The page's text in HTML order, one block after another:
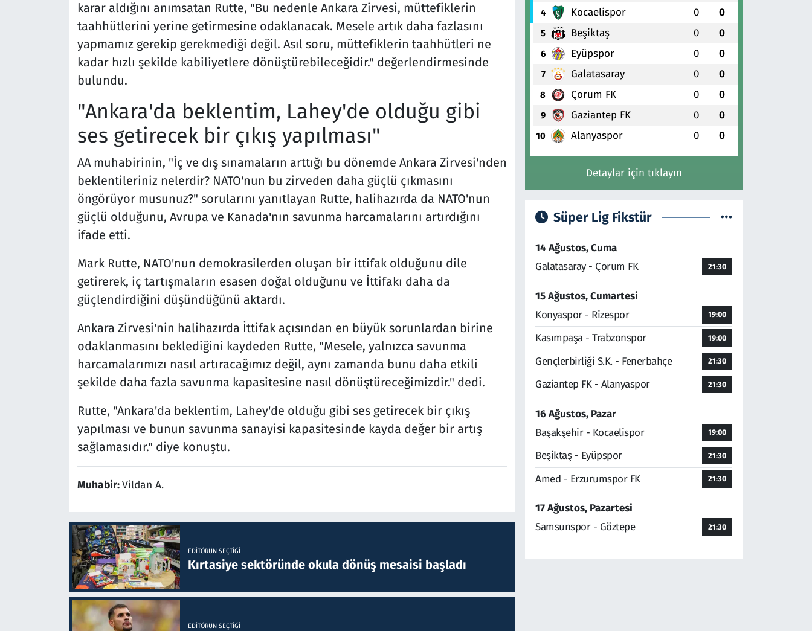
karar aldığını anımsatan Rutte, "Bu nedenle Ankara Zirvesi, müttefiklerin
taahhütlerini yerine getirmesine odaklanacak. Mesele artık daha fazlasını
yapmamız gerekip gerekmediği değil. Asıl soru, müttefiklerin taahhütleri ne
kadar hızlı şekilde kabiliyetlere dönüştürebileceğidir." değerlendirmesinde
bulundu.
"Ankara'da beklentim, Lahey'de olduğu gibi
ses getirecek bir çıkış yapılması"
AA muhabirinin, "İç ve dış sınamaların arttığı bu dönemde Ankara Zirvesi'nden
beklentileriniz nelerdir? NATO'nun bu zirveden daha güçlü çıkmasını
öngörüyor musunuz?" sorularını yanıtlayan Rutte, halihazırda da NATO'nun
güçlü olduğunu, Avrupa ve Kanada'nın savunma harcamalarını artırdığını
ifade etti.
Mark Rutte, NATO'nun demokrasilerden oluşan bir ittifak olduğunu dile
getirerek, iç tartışmaların esasen doğal olduğunu ve İttifakı daha da
güçlendirdiğini düşündüğünü aktardı.
Ankara Zirvesi'nin halihazırda İttifak açısından en büyük sorunlardan birine
odaklanmasını beklediğini kaydeden Rutte, "Mesele, yalnızca savunma
harcamalarımızı nasıl artıracağımız değil, aynı zamanda bunu daha etkili
şekilde daha fazla savunma kapasitesine nasıl dönüştüreceğimizdir." dedi.
Rutte, "Ankara'da beklentim, Lahey'de olduğu gibi ses getirecek bir çıkış
yapılması ve bunun savunma sanayisi kapasitesinde kayda değer bir artış
sağlamasıdır." diye konuştu.
Muhabir:Vildan A.
EDITÖRÜN SEÇTIĞI
Kırtasiye sektöründe okula dönüş mesaisi başladı
EDITÖRÜN SEÇTIĞI
4 Kocaelispor 0 0
5 Beşiktaş 0 0
6 Eyüpspor 0 0
7 Galatasaray 0 0
8 Çorum FK 0 0
9 Gaziantep FK 0 0
10 Alanyaspor 0 0
Detaylar için tıklayın
Süper Lig Fikstür
14 Ağustos, Cuma
Galatasaray - Çorum FK
21:30
15 Ağustos, Cumartesi
Konyaspor - Rizespor
19:00
Kasımpaşa - Trabzonspor 19:00
Gençlerbirliği S.K. - Fenerbahçe 21:30
Gaziantep FK - Alanyaspor 21:30
16 Ağustos, Pazar
Başakşehir - Kocaelispor
19:00
Beşiktaş - Eyüpspor 21:30
Amed - Erzurumspor FK 21:30
17 Ağustos, Pazartesi
Samsunspor - Göztepe
21:30